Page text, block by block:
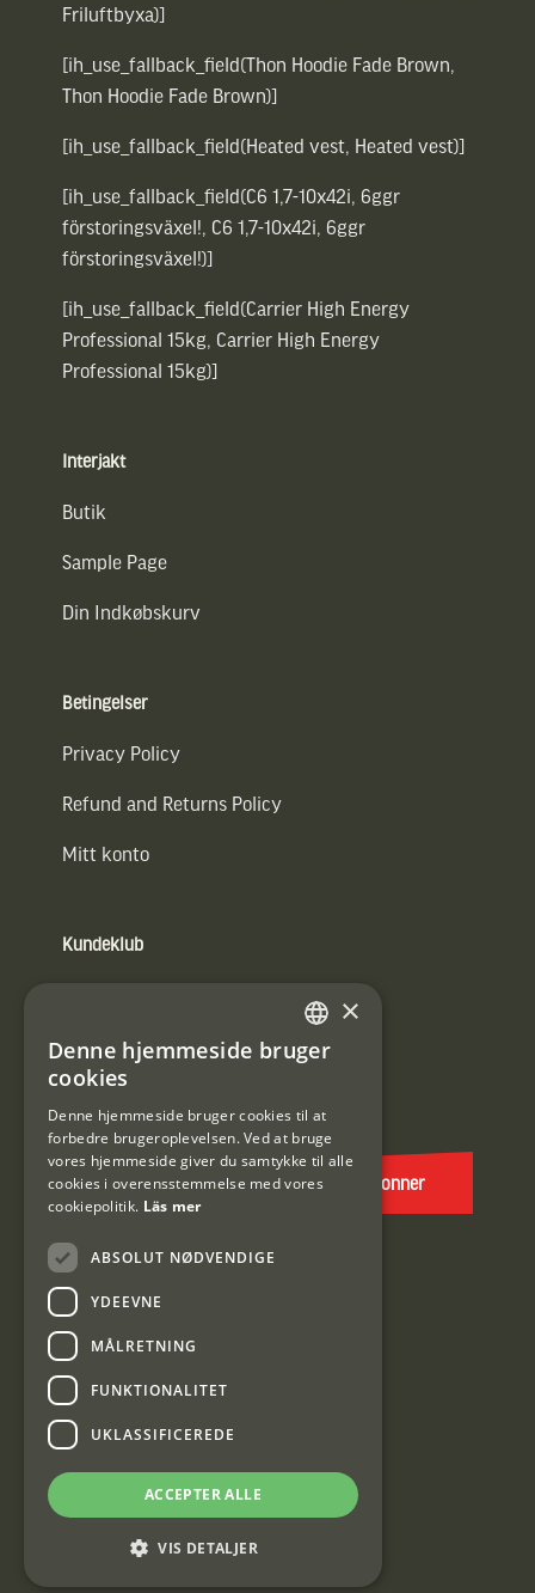
Friluftbyxa)]
[ih_use_fallback_field(Thon Hoodie Fade Brown,
Thon Hoodie Fade Brown)]
[ih_use_fallback_field(Heated vest, Heated vest)]
[ih_use_fallback_field(C6 1,7-10x42i, 6ggr
förstoringsväxel!, C6 1,7-10x42i, 6ggr
förstoringsväxel!)]
[ih_use_fallback_field(Carrier High Energy
Professional 15kg, Carrier High Energy
Professional 15kg)]
Interjakt
Butik
Sample Page
Din Indkøbskurv
Betingelser
Privacy Policy
Refund and Returns Policy
Mitt konto
Kundeklub
E-
post
(Påkrævet)
Abonner
Interjakt DK
Interjakt Sweden AB, Årjäng
Org: 553222-3915
SWEDISH
×
Denne hjemmeside bruger
cookies
Denne hjemmeside bruger cookies til at
forbedre brugeroplevelsen. Ved at bruge
vores hjemmeside giver du samtykke til alle
cookies i overensstemmelse med vores
cookiepolitik. Läs mer
ABSOLUT NØDVENDIGE
YDEEVNE
MÅLRETNING
FUNKTIONALITET
UKLASSIFICEREDE
ACCEPTER ALLE
VIS DETALJER